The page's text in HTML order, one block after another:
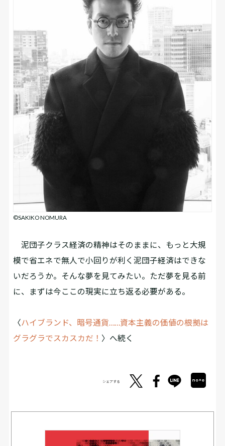
©SAKIKO NOMURA
泥団子クラス経済の精神はそのままに、もっと大規
模で省エネで無人で小回りが利く泥団子経済はできな
いだろうか。そんな夢を見てみたい。ただ夢を見る前
に、まずは今ここの現実に立ち返る必要がある。
〈ハイブランド、暗号通貨……資本主義の価値の根拠は
グラグラでスカスカだ！ 〉へ続く
シェアする